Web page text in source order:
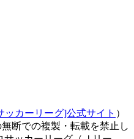
ッカーリーグ]公式サイト ）
断での複製・転載を禁止し